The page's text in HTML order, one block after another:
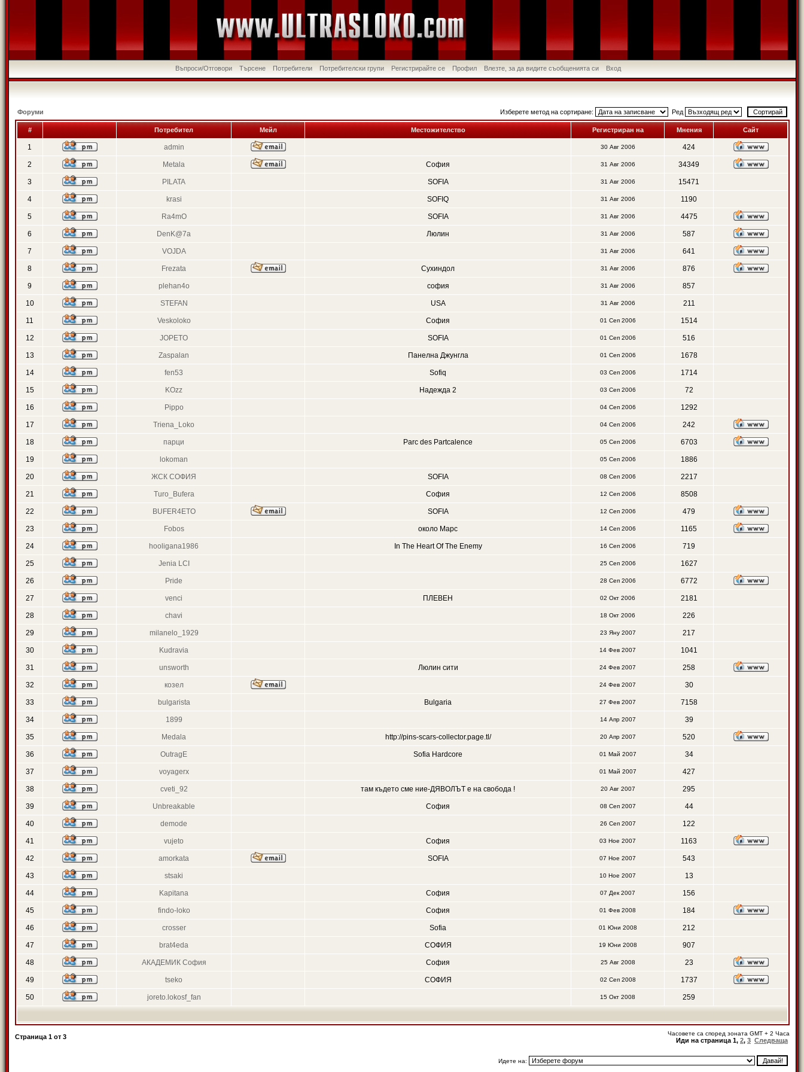
Въпроси/Отговори Търсене Потребители Потребителски групи Регистрирайте се Профил Влезте, за да видите съобщенията си Вход
Форуми Изберете метод на сортиране: Ред
# Потребител Мейл Местожителство Регистриран на Мнения Сайт
1 admin 30 Авг 2006 424
2 Metala София 31 Авг 2006 34349
3 PILATA SOFIA 31 Авг 2006 15471
4 krasi SOFIQ 31 Авг 2006 1190
5 Ra4mO SOFIA 31 Авг 2006 4475
6 DenK@7a Люлин 31 Авг 2006 587
7 VOJDA 31 Авг 2006 641
8 Frezata Сухиндол 31 Авг 2006 876
9 plehan4o софия 31 Авг 2006 857
10 STEFAN USA 31 Авг 2006 211
11 Veskoloko София 01 Сеп 2006 1514
12 JOPETO SOFIA 01 Сеп 2006 516
13 Zaspalan Панелна Джунгла 01 Сеп 2006 1678
14 fen53 Sofiq 03 Сеп 2006 1714
15 KOzz Надежда 2 03 Сеп 2006 72
16 Pippo 04 Сеп 2006 1292
17 Triena_Loko 04 Сеп 2006 242
18 парци Parc des Partcalence 05 Сеп 2006 6703
19 lokoman 05 Сеп 2006 1886
20 ЖСК СОФИЯ SOFIA 08 Сеп 2006 2217
21 Turo_Bufera София 12 Сеп 2006 8508
22 BUFER4ETO SOFIA 12 Сеп 2006 479
23 Fobos около Марс 14 Сеп 2006 1165
24 hooligana1986 In The Heart Of The Enemy 16 Сеп 2006 719
25 Jenia LCI 25 Сеп 2006 1627
26 Pride 28 Сеп 2006 6772
27 venci ПЛЕВЕН 02 Окт 2006 2181
28 chavi 18 Окт 2006 226
29 milanelo_1929 23 Яну 2007 217
30 Kudravia 14 Фев 2007 1041
31 unsworth Люлин сити 24 Фев 2007 258
32 козел 24 Фев 2007 30
33 bulgarista Bulgaria 27 Фев 2007 7158
34 1899 14 Апр 2007 39
35 Medala http://pins-scars-collector.page.tl/ 20 Апр 2007 520
36 OutragE Sofia Hardcore 01 Май 2007 34
37 voyagerx 01 Май 2007 427
38 cveti_92 там където сме ние-ДЯВОЛЪТ е на свобода ! 20 Авг 2007 295
39 Unbreakable София 08 Сеп 2007 44
40 demode 26 Сеп 2007 122
41 vujeto София 03 Ное 2007 1163
42 amorkata SOFIA 07 Ное 2007 543
43 stsaki 10 Ное 2007 13
44 Kapitana София 07 Дек 2007 156
45 findo-loko София 01 Фев 2008 184
46 crosser Sofia 01 Юни 2008 212
47 brat4eda СОФИЯ 19 Юни 2008 907
48 АКАДЕМИК София София 25 Авг 2008 23
49 tseko СОФИЯ 02 Сеп 2008 1737
50 joreto.lokosf_fan 15 Окт 2008 259
Страница 1 от 3 Часовете са според зоната GMT + 2 Часа
Иди на страница 1, 2, 3 Следваща
Идете на: